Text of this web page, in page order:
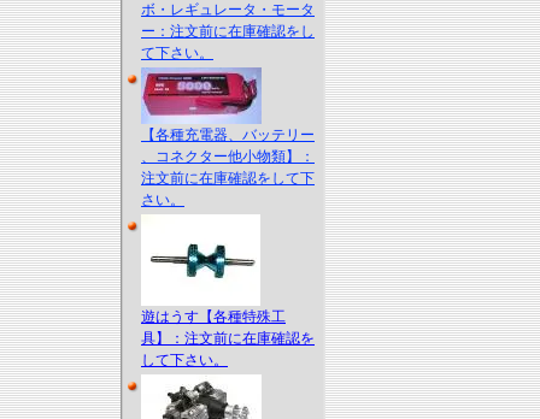
ボ・レギュレータ・モータ
ー：注文前に在庫確認をし
て下さい。
【各種充電器、バッテリー
、コネクター他小物類】：
注文前に在庫確認をして下
さい。
遊はうす【各種特殊工
具】：注文前に在庫確認を
して下さい。